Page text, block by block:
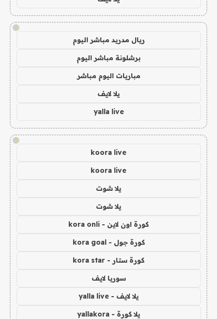
!
ريال مدريد مباشر اليوم
برشلونة مباشر اليوم
مباريات اليوم مباشر
يلا لايف
yalla live
!
koora live
koora live
يلا شوت
يلا شوت
كورة اون لاين - kora onli
كورة جول - kora goal
كورة ستار - kora star
سوريا لايف
يلا لايف - yalla live
يلا كورة - yallakora